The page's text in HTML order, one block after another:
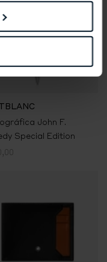
John F.
Special Edition